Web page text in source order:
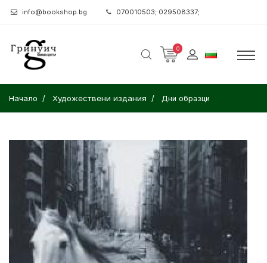
info@bookshop.bg 070010503; 029508337;
0
Начало Художествени издания Дни образци